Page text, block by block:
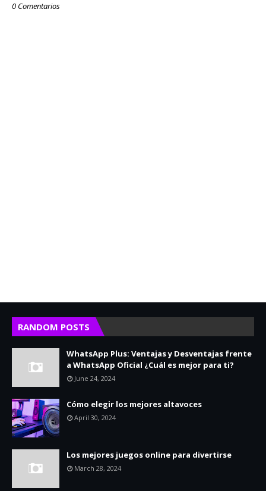
0 Comentarios
RANDOM POSTS
WhatsApp Plus: Ventajas y Desventajas frente
a WhatsApp Oficial ¿Cuál es mejor para ti?
June 24, 2024
Cómo elegir los mejores altavoces
April 30, 2024
Los mejores juegos online para divertirse
March 28, 2024